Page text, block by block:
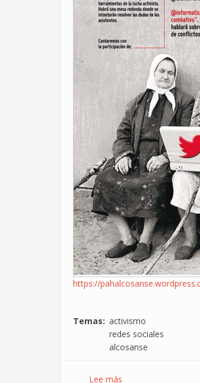
https://
Temas
activismo
redes sociales
alcosanse
Lee más